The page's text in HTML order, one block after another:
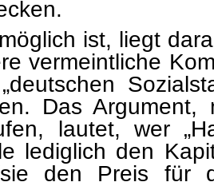
ist, liegt
vermeintliche
Das
lautet, wer
lediglich den
den Preis für